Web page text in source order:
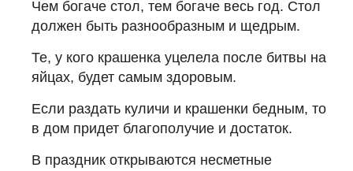
Чем богаче стол, тем богаче весь год. Стол
должен быть разнообразным и щедрым.
Те, у кого крашенка уцелела после битвы на
яйцах, будет самым здоровым.
Если раздать куличи и крашенки бедным, то
в дом придет благополучие и достаток.
В праздник открываются несметные